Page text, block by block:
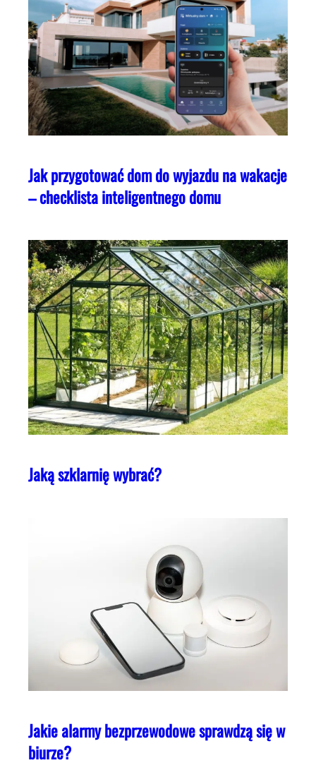
Jak przygotować dom do wyjazdu na wakacje
– checklista inteligentnego domu
Jaką szklarnię wybrać?
Jakie alarmy bezprzewodowe sprawdzą się w
biurze?